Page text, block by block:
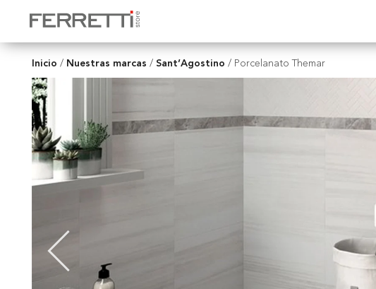
Inicio / Nuestras marcas / Sant’Agostino / Porcelanato Themar